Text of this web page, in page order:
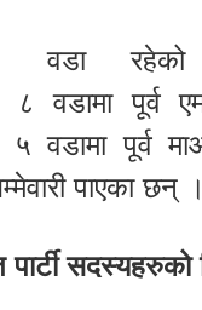
वडा रहेको
८ वडामा पूर्व
वडामा पूर्व
पाएका छन् ।
पार्टी